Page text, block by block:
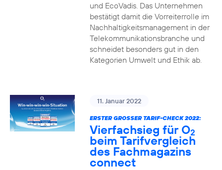
und EcoVadis. Das Unternehmen
bestätigt damit die Vorreiterrolle im
Nachhaltigkeitsmanagement in der
Telekommunikationsbranche und
schneidet besonders gut in den
Kategorien Umwelt und Ethik ab.
11. Januar 2022
ERSTER GROSSER TARIF-CHECK 2022:
Vierfachsieg für O2
beim Tarifvergleich
des Fachmagazins
connect